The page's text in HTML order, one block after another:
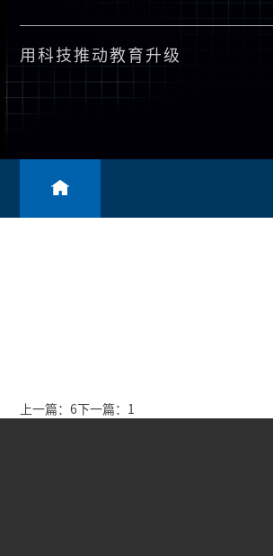
用科技推动教育升级
上一篇：6 下一篇：1